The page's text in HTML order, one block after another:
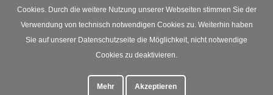
Startseite Datenschutz Impressum
Cookies. Durch die weitere Nutzung unserer Webseiten stimmen Sie der
Verwendung von technisch notwendigen Cookies zu. Weiterhin haben
Sie auf unserer Datenschutzseite die Möglichkeit, nicht notwendige
Cookies zu deaktivieren.
Mehr Akzeptieren